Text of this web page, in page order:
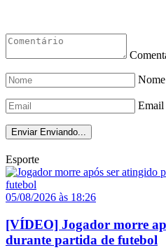
Nome
Email
Enviar Enviando...
Esporte
05/08/2026 às 18:26
[VÍDEO] Jogador morre
durante partida de futebol